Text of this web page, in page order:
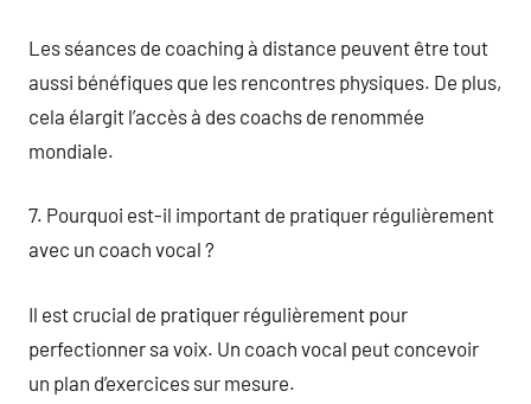
Les séances de coaching à distance peuvent être tout
aussi bénéfiques que les rencontres physiques. De plus,
cela élargit l’accès à des coachs de renommée
mondiale.
7. Pourquoi est-il important de pratiquer régulièrement
avec un coach vocal ?
Il est crucial de pratiquer régulièrement pour
perfectionner sa voix. Un coach vocal peut concevoir
un plan d’exercices sur mesure.